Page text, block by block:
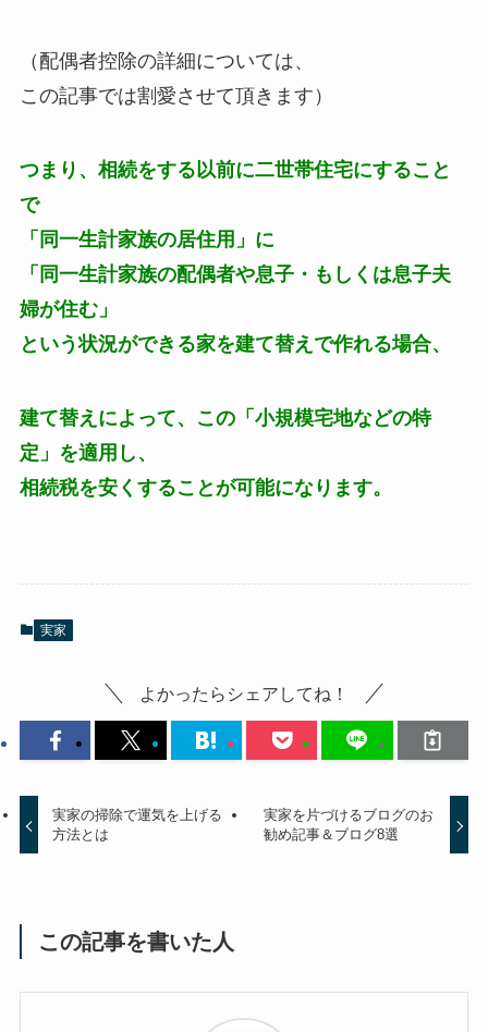
（配偶者控除の詳細については、
この記事では割愛させて頂きます）
つまり、相続をする以前に二世帯住宅にすること
で
「同一生計家族の居住用」に
「同一生計家族の配偶者や息子・もしくは息子夫
婦が住む」
という状況ができる家を建て替えで作れる場合、
建て替えによって、この「小規模宅地などの特
定」を適用し、
相続税を安くすることが可能になります。
実家
よかったらシェアしてね！
実家の掃除で運気を上げる
方法とは
実家を片づけるブログのお
勧め記事＆ブログ8選
この記事を書いた人